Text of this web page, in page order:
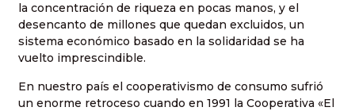
la concentración de riqueza en pocas manos, y el
desencanto de millones que quedan excluidos, un
sistema económico basado en la solidaridad se ha
vuelto imprescindible.
En nuestro país el cooperativismo de consumo sufrió
un enorme retroceso cuando en 1991 la Cooperativa «El